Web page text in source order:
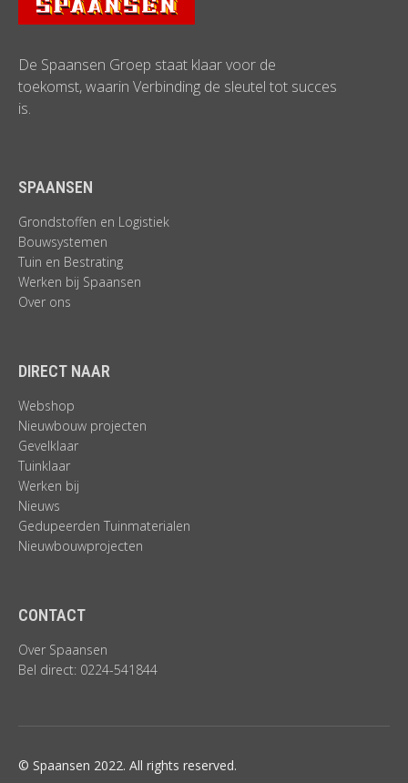
De Spaansen Groep staat klaar voor de
toekomst, waarin Verbinding de sleutel tot succes
is.
SPAANSEN
Grondstoffen en Logistiek
Bouwsystemen
Tuin en Bestrating
Werken bij Spaansen
Over ons
DIRECT NAAR
Webshop
Nieuwbouw projecten
Gevelklaar
Tuinklaar
Werken bij
Nieuws
Gedupeerden Tuinmaterialen
Nieuwbouwprojecten
CONTACT
Over Spaansen
Bel direct: 0224-541844
© Spaansen 2022. All rights reserved.